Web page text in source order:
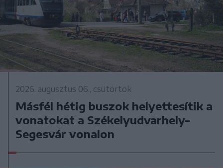
2026. augusztus 06., csütörtök
Másfél hétig buszok helyettesítik a
vonatokat a Székelyudvarhely–
Segesvár vonalon